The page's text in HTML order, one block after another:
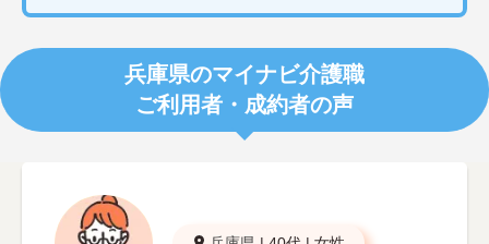
兵庫県のマイナビ介護職
ご利用者・成約者の声